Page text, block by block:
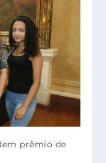
prêmio de